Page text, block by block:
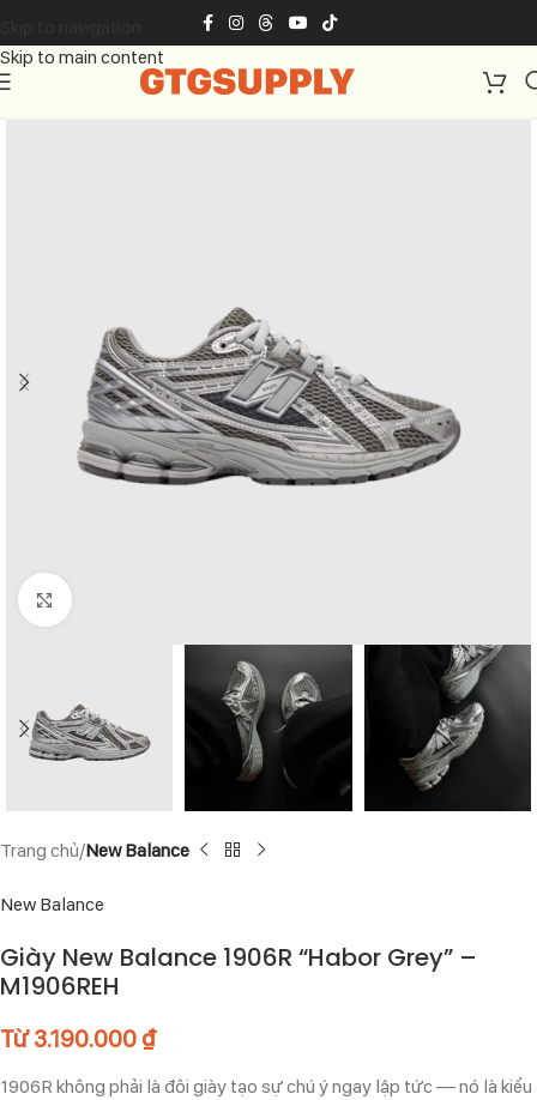
Skip to main content
Click to enlarge
Trang chủ New Balance
New Balance
Giày New Balance 1906R “Habor Grey” –
M1906REH
Từ3.190.000 ₫
1906R không phải là đôi giày tạo sự chú ý ngay lập tức — nó là kiểu